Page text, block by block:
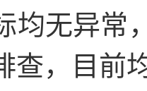
均无异常
查，目前